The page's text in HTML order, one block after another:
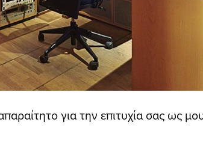
για την επιτυχία σας ως